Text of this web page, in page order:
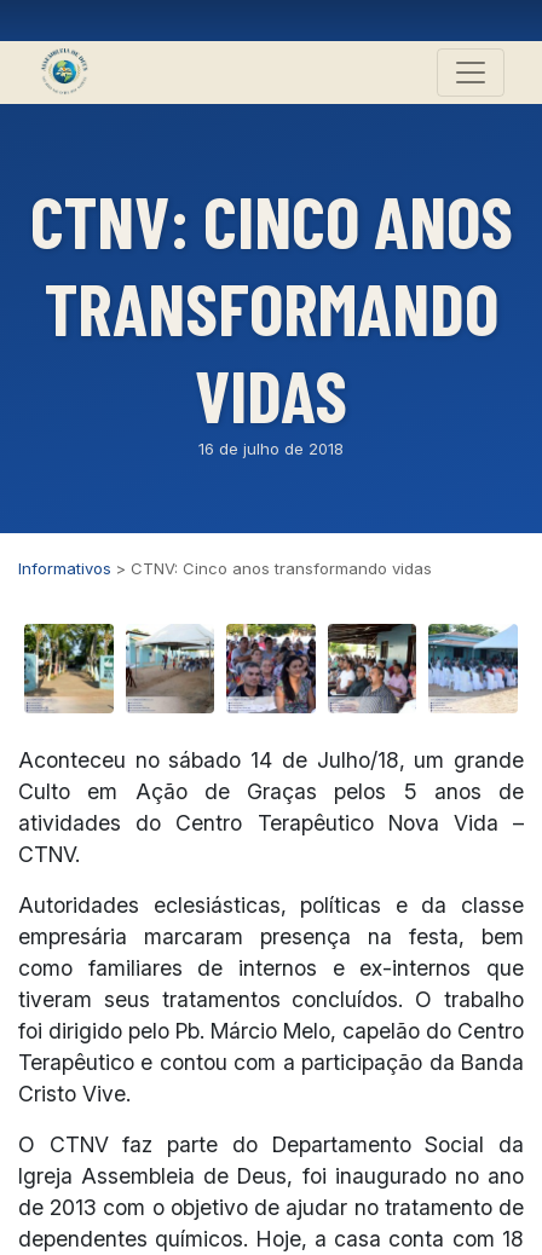
CTNV: CINCO ANOS
TRANSFORMANDO
VIDAS
16 de julho de 2018
Informativos > CTNV: Cinco anos transformando vidas
Aconteceu no sábado 14 de Julho/18, um grande
Culto em Ação de Graças pelos 5 anos de
atividades do Centro Terapêutico Nova Vida –
CTNV.
Autoridades eclesiásticas, políticas e da classe
empresária marcaram presença na festa, bem
como familiares de internos e ex-internos que
tiveram seus tratamentos concluídos. O trabalho
foi dirigido pelo Pb. Márcio Melo, capelão do Centro
Terapêutico e contou com a participação da Banda
Cristo Vive.
O CTNV faz parte do Departamento Social da
Igreja Assembleia de Deus, foi inaugurado no ano
de 2013 com o objetivo de ajudar no tratamento de
dependentes químicos. Hoje, a casa conta com 18